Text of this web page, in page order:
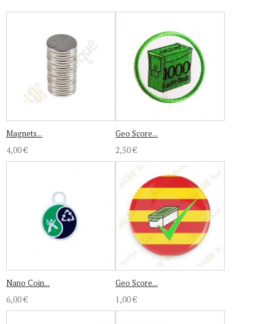
Magnets...
4,00 €
Geo Score...
2,50 €
Nano Coin...
6,00 €
Geo Score...
1,00 €